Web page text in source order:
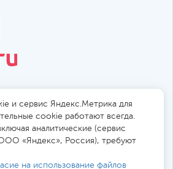
пр. Тореза 72
и сервис Яндекс.Метрика для
cookie работают всегда.
аналитические (сервис
«Яндекс», Россия), требуют
на использование файлов